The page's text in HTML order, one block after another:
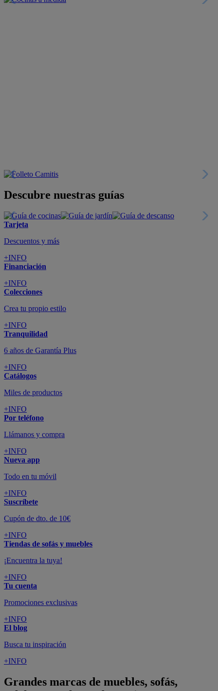
Descubre nuestras guías
Tarjeta
Descuentos y más
+INFO
Financiación
+INFO
Colecciones
Crea tu propio estilo
+INFO
Tranquilidad
6 años de Garantía Plus
+INFO
Catálogos
Miles de productos
+INFO
Por teléfono
Llámanos y compra
+INFO
Nueva app
Todo en tu móvil
+INFO
Suscríbete
Cupón de dto. de 10€
+INFO
Tiendas de sofás y muebles
¡Encuentra la tuya!
+INFO
Tu cuenta
Promociones exclusivas
+INFO
El blog
Busca tu inspiración
+INFO
Grandes marcas de muebles, sofás,